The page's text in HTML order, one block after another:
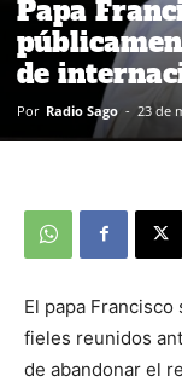
Papa
de
Por Radio Sago - 23 de
El papa
fieles reunidos
de abandonar el